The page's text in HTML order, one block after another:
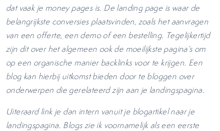
dat vaak je money pages is. De landing page is waar de
belangrijkste conversies plaatsvinden, zoals het aanvragen
van een offerte, een demo of een bestelling. Tegelijkertijd
zijn dit over het algemeen ook de moeilijkste pagina’s om
op een organische manier backlinks voor te krijgen. Een
blog kan hierbij uitkomst bieden door te bloggen over
onderwerpen die gerelateerd zijn aan je landingspagina.
Uiteraard link je dan intern vanuit je blogartikel naar je
landingspagina. Blogs zie ik voornamelijk als een eerste